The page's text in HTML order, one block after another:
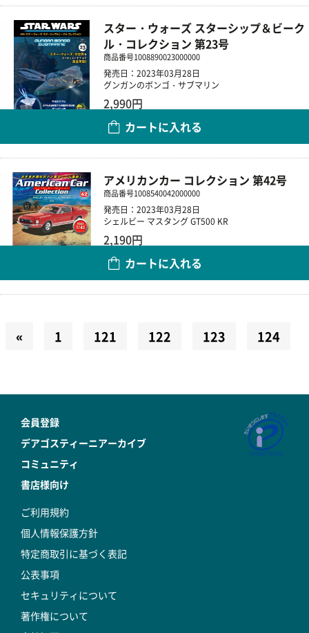
スター・ウォーズ スターシップ＆ビーク
ル・コレクション 第23号
商品番号1008890023000000
発売日：2023年03月28日
グンガンのボンゴ・サブマリン
2,990円
カートに入れる
アメリカンカー コレクション 第42号
商品番号1008540042000000
発売日：2023年03月28日
シェルビー マスタング GT500 KR
2,190円
カートに入れる
« 1 121 122 123 124
会員登録
デアゴスティーニアーカイブ
コミュニティ
書店様向け
ご利用規約
個人情報保護方針
特定商取引に基づく表記
公表事項
セキュリティについて
著作権について